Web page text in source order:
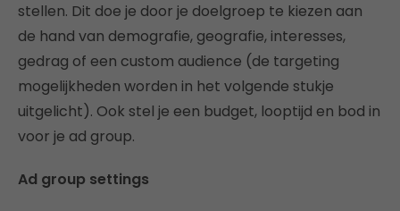
stellen. Dit doe je door je doelgroep te kiezen aan
de hand van demografie, geografie, interesses,
gedrag of een custom audience (de targeting
mogelijkheden worden in het volgende stukje
uitgelicht). Ook stel je een budget, looptijd en bod in
voor je ad group.
Ad group settings